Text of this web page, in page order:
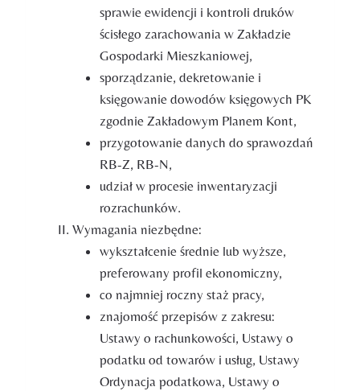
sprawie ewidencji i kontroli druków
ścisłego zarachowania w Zakładzie
Gospodarki Mieszkaniowej,
sporządzanie, dekretowanie i
księgowanie dowodów księgowych PK
zgodnie Zakładowym Planem Kont,
przygotowanie danych do sprawozdań
RB-Z, RB-N,
udział w procesie inwentaryzacji
rozrachunków.
Wymagania niezbędne:
wykształcenie średnie lub wyższe,
preferowany profil ekonomiczny,
co najmniej roczny staż pracy,
znajomość przepisów z zakresu:
Ustawy o rachunkowości, Ustawy o
podatku od towarów i usług, Ustawy
Ordynacja podatkowa, Ustawy o